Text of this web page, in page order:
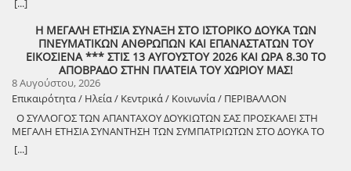
Ζαχάρως, στο πλαίσιο του Καλοκαιρινού Πολιτιστικού
Προγράμματος. Τη Δευτέρα 10 Αυγούστου, στις 21:30, το προαύλιο
του Γυμνασίου Ζαχάρως θα γεμίσει μουσική, καθώς η Ορχήστρα «Τα
Χρώματα της Ήλιδας» θα παρουσιάσει ένα ξεχωριστό μουσικό
πρόγραμμα. Μια βραδιά που έρχεται να ενώσει ανθρώπους
διαφορετικών ηλικιών μέσα από τη δύναμη της μουσικής και να
προσφέρει σε κατοίκους και επισκέπτες μια όμορφη καλοκαιρινή
έξοδο. Ο Δήμος Ζαχάρως συνεχίζει να επενδύει στον πολιτισμό και να
δημιουργεί αφορμές για συνάντηση, ψυχαγωγία και συμμετοχή.
Δευτέρα 10 Αυγούστου | 21:30 Προαύλιο Γυμνασίου Ζαχάρως
[...]
Η ΜΕΓΑΛΗ ΕΤΗΣΙΑ ΣΥΝΑΞΗ ΣΤΟ ΙΣΤΟΡΙΚΟ ΔΟΥΚΑ ΤΩΝ
ΠΝΕΥΜΑΤΙΚΩΝ ΑΝΘΡΩΠΩΝ ΚΑΙ ΕΠΑΝΑΣΤΑΤΩΝ ΤΟΥ
ΕΙΚΟΣΙΕΝΑ *** ΣΤΙΣ 13 ΑΥΓΟΥΣΤΟΥ 2026 ΚΑΙ ΩΡΑ 8.30 ΤΟ
ΑΠΟΒΡΑΔΟ ΣΤΗΝ ΠΛΑΤΕΙΑ ΤΟΥ ΧΩΡΙΟΥ ΜΑΣ!
8 Αυγούστου, 2026
Επικαιρότητα / Ηλεία / Κεντρικά / Κοινωνία / ΠΕΡΙΒΑΛΛΟΝ
Ο ΣΥΛΛΟΓΟΣ ΤΩΝ ΑΠΑΝΤΑΧΟΥ ΔΟΥΚΙΩΤΩΝ ΣΑΣ ΠΡΟΣΚΑΛΕΙ ΣΤΗ
ΜΕΓΑΛΗ ΕΤΗΣΙΑ ΣΥΝΑΝΤΗΣΗ ΤΩΝ ΣΥΜΠΑΤΡΙΩΤΩΝ ΣΤΟ ΔΟΥΚΑ ΤΟ
ΑΘΑΝΑΤΟ! Μεγάλη η χαρά η δική μας για το ριζιμιό μας και για
τον επαναστάτη πρόγονό μας που πολέμησε με το σπαθί στο χέρι
[...]